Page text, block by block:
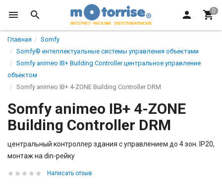
Главная
Somfy
Somfy® интеллектуальные системы управления объектами
Somfy animeo IB+ Building Controller центральное управление
объектом
Somfy animeo IB+ 4-ZONE Building Controller DRM
Somfy animeo IB+ 4-ZONE
Building Controller DRM
центральный контроллер здания с управлением до 4 зон. IP20,
монтаж на din-рейку
Написать отзыв